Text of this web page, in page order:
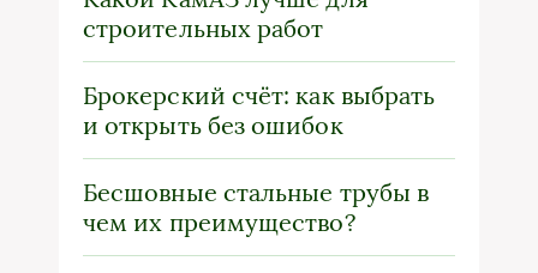
строительных работ
Брокерский счёт: как выбрать
и открыть без ошибок
Бесшовные стальные трубы в
чем их преимущество?